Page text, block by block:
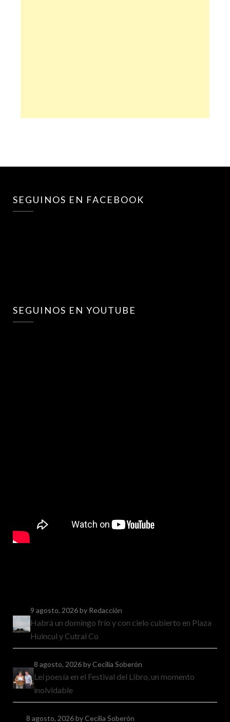
SEGUINOS EN FACEBOOK
SEGUINOS EN YOUTUBE
9 agosto, 2026by Redacción
Habrá un domingo frío y con cielo cubierto en Plaza
Huincul y Cutral Co
8 agosto, 2026by Cecilia Soberón
Leí poesía en el Festival del Libro, un momento
inolvidable
8 agosto, 2026by Cecilia Soberón